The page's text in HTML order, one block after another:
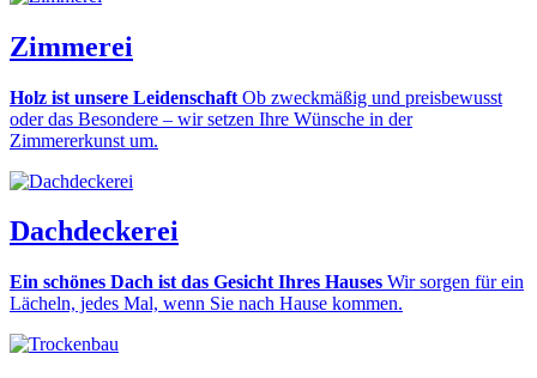
Zimmerei
Holz ist unsere Leidenschaft Ob zweckmäßig und preisbewusst
oder das Besondere – wir setzen Ihre Wünsche in der
Zimmererkunst um.
Dachdeckerei
Ein schönes Dach ist das Gesicht Ihres Hauses Wir sorgen für ein
Lächeln, jedes Mal, wenn Sie nach Hause kommen.